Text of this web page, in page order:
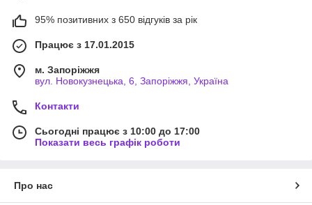
95% позитивних з 650 відгуків за рік
Працює з 17.01.2015
м. Запоріжжя
вул. Новокузнецька, 6, Запоріжжя, Україна
Контакти
Сьогодні працює з 10:00 до 17:00
Показати весь графік роботи
Про нас